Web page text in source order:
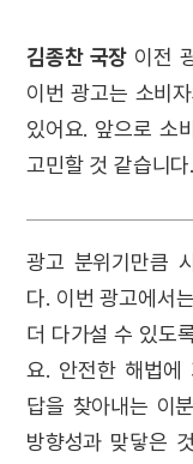
김종찬 국장 이전
이번 광고는 소비
있어요. 앞으로 소
고민할 것 같습니다.
광고 분위기만큼
다. 이번 광고에서
더 다가설 수 있도
요. 안전한 해법에
답을 찾아내는 이
방향성과 맞닿은